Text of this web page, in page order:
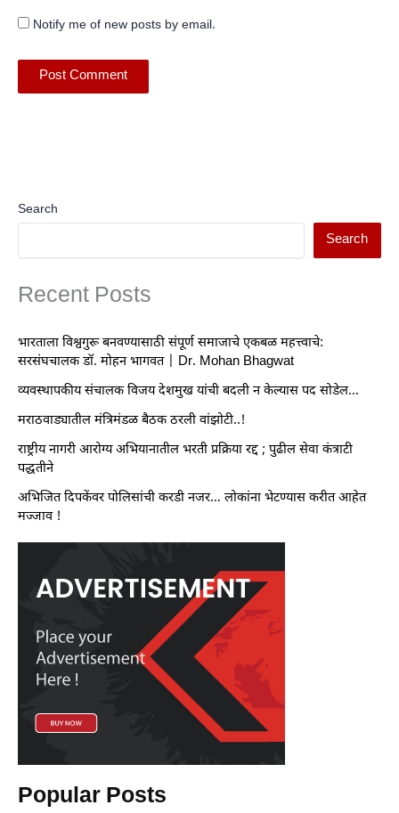
Notify me of new posts by email.
Search
Search
Recent Posts
भारताला विश्वगुरू बनवण्यासाठी संपूर्ण समाजाचे एकबळ महत्त्वाचे:
सरसंघचालक डॉ. मोहन भागवत | Dr. Mohan Bhagwat
व्यवस्थापकीय संचालक विजय देशमुख यांची बदली न केल्यास पद सोडेल…
मराठवाड्यातील मंत्रिमंडळ बैठक ठरली वांझोटी..!
राष्ट्रीय नागरी आरोग्य अभियानातील भरती प्रक्रिया रद्द ; पुढील सेवा कंत्राटी
पद्धतीने
अभिजित दिपकेंवर पोलिसांची करडी नजर… लोकांना भेटण्यास करीत आहेत
मज्जाव !
Popular Posts